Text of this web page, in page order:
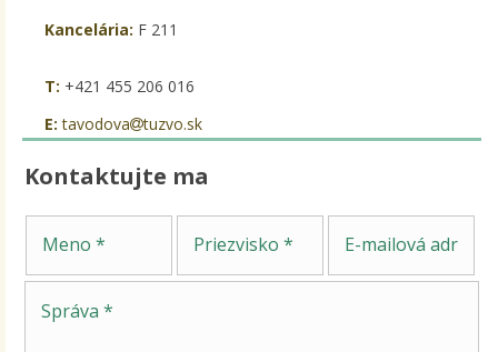
Kancelária: F 211
T: +421 455 206 016
E: tavodova tuzvo.sk
Kontaktujte ma